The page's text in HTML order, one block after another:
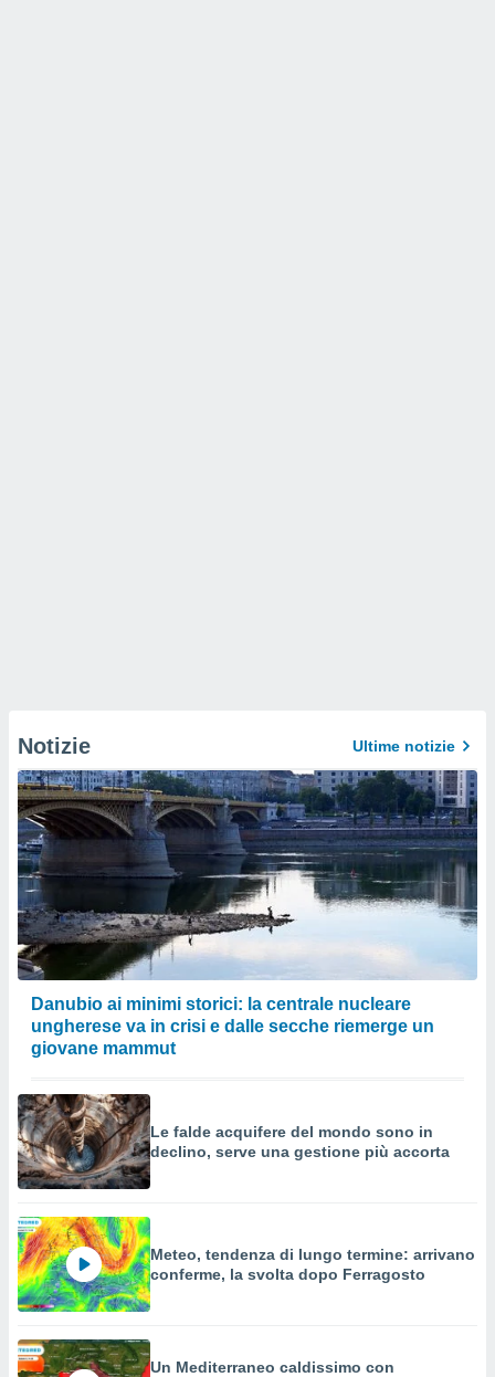
Notizie Ultime notizie
Danubio ai minimi storici: la centrale nucleare
ungherese va in crisi e dalle secche riemerge un
giovane mammut
Le falde acquifere del mondo sono in
declino, serve una gestione più accorta
Meteo, tendenza di lungo termine: arrivano
conferme, la svolta dopo Ferragosto
Un Mediterraneo caldissimo con